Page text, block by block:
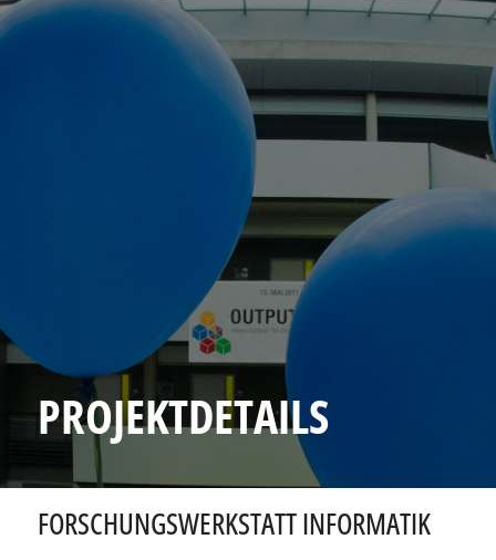
PROJEKTDETAILS
FORSCHUNGSWERKSTATT INFORMATIK